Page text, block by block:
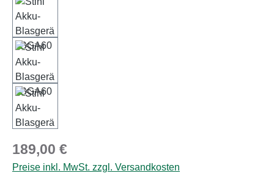
Regulärer Preis:
189,00 €
Preise inkl. MwSt. zzgl. Versandkosten